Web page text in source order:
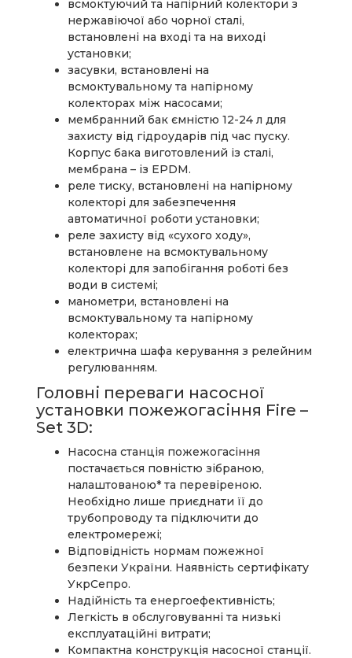
всмоктуючий та напірний колектори з
нержавіючої або чорної сталі,
встановлені на вході та на виході
установки;
засувки, встановлені на
всмоктувальному та напірному
колекторах між насосами;
мембранний бак ємністю 12-24 л для
захисту від гідроударів під час пуску.
Корпус бака виготовлений із сталі,
мембрана – із EPDM.
реле тиску, встановлені на напірному
колекторі для забезпечення
автоматичної роботи установки;
реле захисту від «сухого ходу»,
встановлене на всмоктувальному
колекторі для запобігання роботі без
води в системі;
манометри, встановлені на
всмоктувальному та напірному
колекторах;
електрична шафа керування з релейним
регулюванням.
Головні переваги насосної
установки пожежогасіння Fire –
Set 3D:
Насосна станція пожежогасіння
постачається повністю зібраною,
налаштованою* та перевіреною.
Необхідно лише приєднати її до
трубопроводу та підключити до
електромережі;
Відповідність нормам пожежної
безпеки України. Наявність сертифікату
УкрСепро.
Надійність та енергоефективність;
Легкість в обслуговуванні та низькі
експлуатаційні витрати;
Компактна конструкція насосної станції.